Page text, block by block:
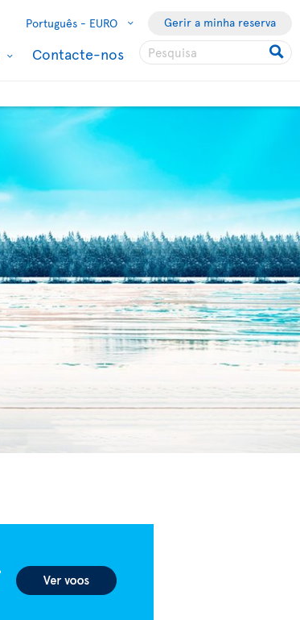
Português - EURO Gerir a minha reserva
Contacte-nos